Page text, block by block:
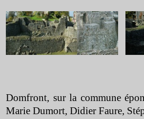
Domfront, sur la commune
Marie Dumort, Didier Faure,